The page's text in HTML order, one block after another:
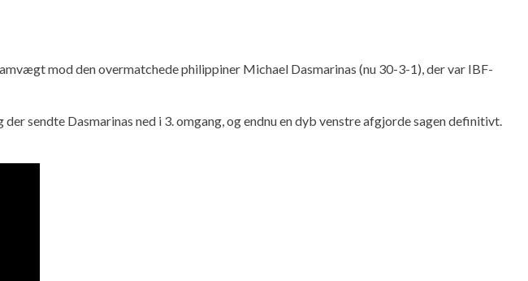
mod den overmatchede philippiner Michael Dasmarinas (nu 30-3-1), der var IBF-
sendte Dasmarinas ned i 3. omgang, og endnu en dyb venstre afgjorde sagen definitivt.